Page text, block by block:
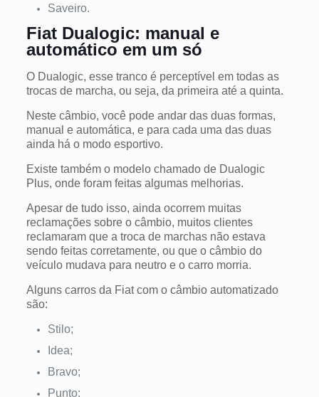
Saveiro.
Fiat Dualogic: manual e
automático em um só
O Dualogic, esse tranco é perceptível em todas as
trocas de marcha, ou seja, da primeira até a quinta.
Neste câmbio, você pode andar das duas formas,
manual e automática, e para cada uma das duas
ainda há o modo esportivo.
Existe também o modelo chamado de Dualogic
Plus, onde foram feitas algumas melhorias.
Apesar de tudo isso, ainda ocorrem muitas
reclamações sobre o câmbio, muitos clientes
reclamaram que a troca de marchas não estava
sendo feitas corretamente, ou que o câmbio do
veículo mudava para neutro e o carro morria.
Alguns carros da Fiat com o câmbio automatizado
são:
Stilo;
Idea;
Bravo;
Punto;